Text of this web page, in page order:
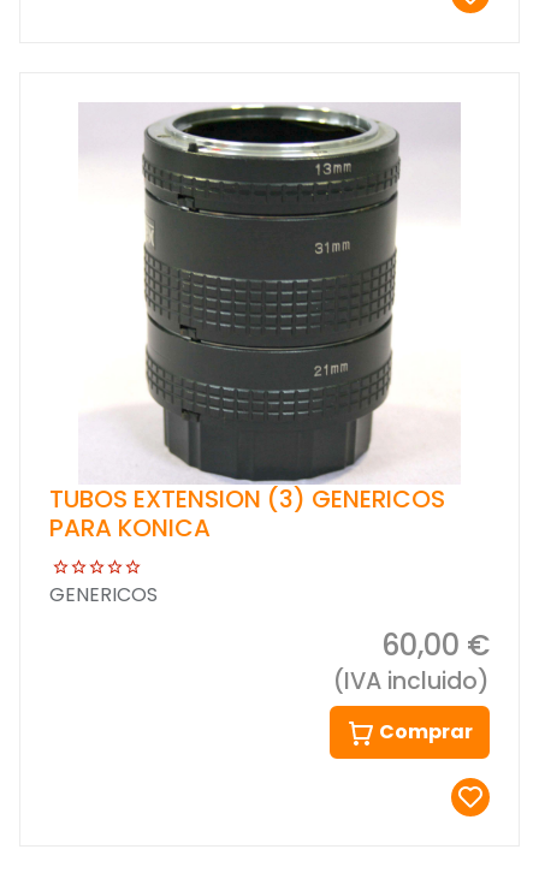
TUBOS EXTENSION (3) GENERICOS
PARA KONICA
GENERICOS
60,00 €
(IVA incluido)
Comprar